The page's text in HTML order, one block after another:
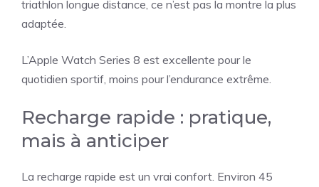
triathlon longue distance, ce n’est pas la montre la plus
adaptée.
L’Apple Watch Series 8 est excellente pour le
quotidien sportif, moins pour l’endurance extrême.
Recharge rapide : pratique,
mais à anticiper
La recharge rapide est un vrai confort. Environ 45